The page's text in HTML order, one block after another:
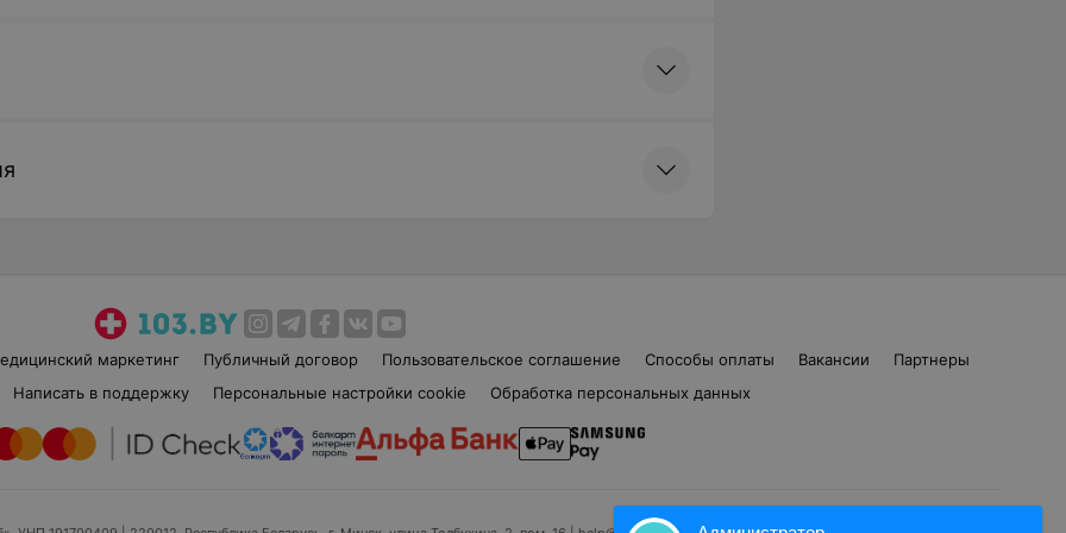
без
руб.
без
КТ лицевого черепа без
-28 %
маркетинг Публичный договор Пользовательское соглашение Способы оплаты Вакансии
Партнеры
Написать в поддержку Персональные настройки cookie Обработка персональных данных